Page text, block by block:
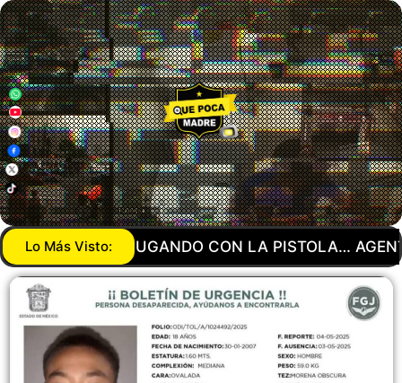
Lo Más Visto:
PISTOLA… AGENTE DE LA GUARDIA NACIONAL